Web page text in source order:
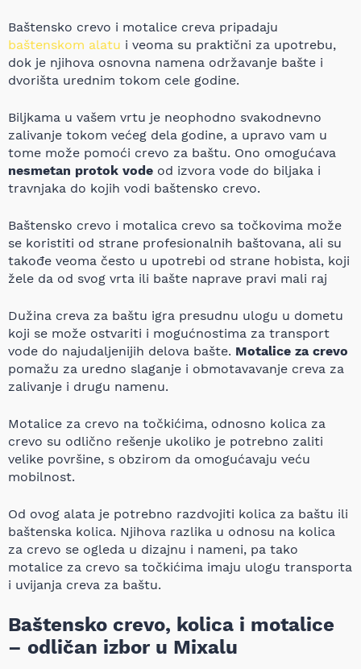
Baštensko crevo i motalice creva pripadaju
baštenskom alatu i veoma su praktični za upotrebu,
dok je njihova osnovna namena održavanje bašte i
dvorišta urednim tokom cele godine.
Biljkama u vašem vrtu je neophodno svakodnevno
zalivanje tokom većeg dela godine, a upravo vam u
tome može pomoći crevo za baštu. Ono omogućava
nesmetan protok vode od izvora vode do biljaka i
travnjaka do kojih vodi baštensko crevo.
Baštensko crevo i motalica crevo sa točkovima može
se koristiti od strane profesionalnih baštovana, ali su
takođe veoma često u upotrebi od strane hobista, koji
žele da od svog vrta ili bašte naprave pravi mali raj
Dužina creva za baštu igra presudnu ulogu u dometu
koji se može ostvariti i mogućnostima za transport
vode do najudaljenijih delova bašte. Motalice za crevo
pomažu za uredno slaganje i obmotavavanje creva za
zalivanje i drugu namenu.
Motalice za crevo na točkićima, odnosno kolica za
crevo su odlično rešenje ukoliko je potrebno zaliti
velike površine, s obzirom da omogućavaju veću
mobilnost.
Od ovog alata je potrebno razdvojiti kolica za baštu ili
baštenska kolica. Njihova razlika u odnosu na kolica
za crevo se ogleda u dizajnu i nameni, pa tako
motalice za crevo sa točkićima imaju ulogu transporta
i uvijanja creva za baštu.
Baštensko crevo, kolica i motalice
– odličan izbor u Mixalu